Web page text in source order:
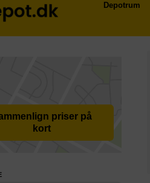
Depotrum
priser på
kort